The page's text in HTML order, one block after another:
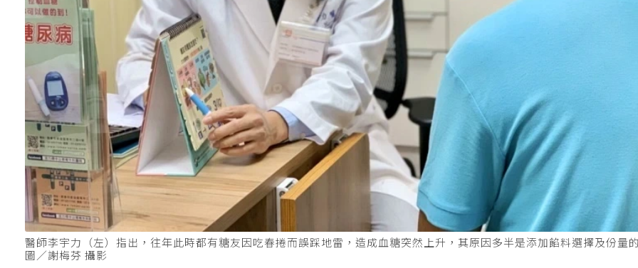
醫師李宇力（左）指出，往年此時都有糖友因吃春捲而誤踩地雷，造成血糖突然上升，其原因多半是添加餡料選擇及份量
圖／謝梅芬 攝影